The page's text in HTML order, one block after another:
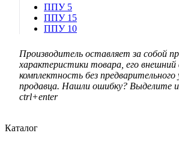
ППУ 5
ППУ 15
ППУ 10
Производитель оставляет за собой
характеристики товара, его внешний
комплектность без предварительного
продавца. Нашли ошибку? Выделите
ctrl+enter
Каталог